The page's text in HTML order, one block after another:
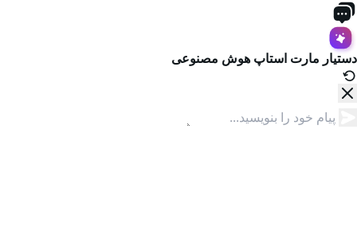
دستیار مارت استاپ هوش مصنوعی